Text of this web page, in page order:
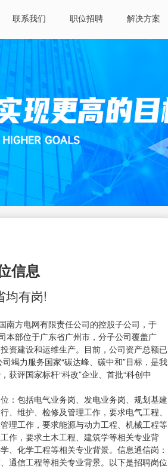
联系我们 职位招聘 解决方案
信息
均有岗!
南方电网有限责任公司的控股子公司，于
本部位于广东省广州市，分子公司覆盖广
资建设和运维生产。目前，公司资产总额已
竭力服务国家“碳达峰、碳中和”目标，是我
评国家标杆“科改”企业、首批“科创中
：包括电气业务岗、发电业务岗、规划基建
维护、检修及管理工作，要求电气工程、
理工作，要求能源与动力工程、机械工程等
作，要求土木工程、建筑学等相关专业背
、化学工程等相关专业背景。信息通信岗：
通信工程等相关专业背景。以下是招聘岗位